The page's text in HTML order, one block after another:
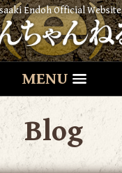
Endoh Official Website
MENU
Blog